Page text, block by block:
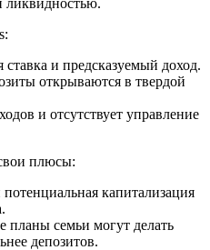
и предсказуемый доход.
открываются в твердой
и отсутствует управление
плюсы:
капитализация
семьи могут делать
депозитов.